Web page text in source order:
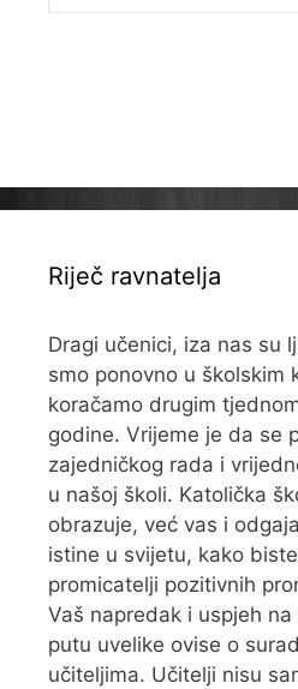
Riječ ravnatelja
Dragi učenici, iza nas su
smo ponovno u školskim
koračamo drugim
godine. Vrijeme je da se
zajedničkog rada i
u našoj školi. Katolička
obrazuje, već vas i
istine u svijetu, kako
promicatelji pozitivnih
Vaš napredak i uspjeh
putu uvelike ovise o
učiteljima. Učitelji nisu